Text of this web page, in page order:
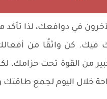
في دوافعك، لذا
فيك. كن واثقًا من
من القوة تحت حزامك،
خلال اليوم لجمع طاقتك